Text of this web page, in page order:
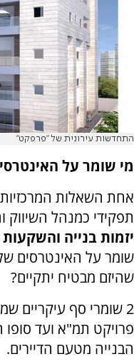
התחדשות עירונית של "פרפקט"
מי שומר על
אחת השאלות
תפקידי כמנהל
יזמות בנייה והשקעות
שומר על האינטרסים
שהיזם מבטיח יתקיים?
2 שומרי סף עיקריים
פרויקט תמ"א ועד סופו
הבנייה מטעם הדיירים.